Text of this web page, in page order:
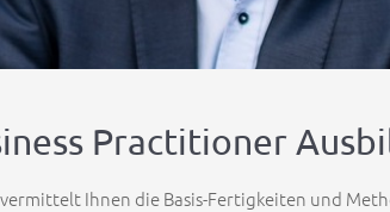
Practitioner
Ihnen die Basis-Fertigkeiten und